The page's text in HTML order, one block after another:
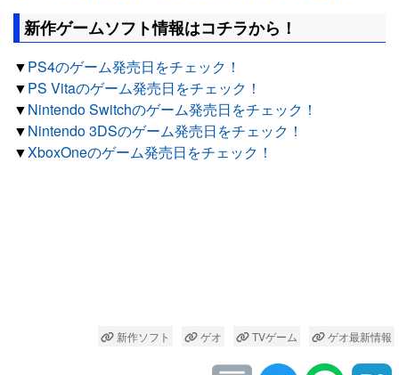
新作ゲームソフト情報はコチラから！
▼PS4のゲーム発売日をチェック！
▼PS Vitaのゲーム発売日をチェック！
▼Nintendo Switchのゲーム発売日をチェック！
▼Nintendo 3DSのゲーム発売日をチェック！
▼XboxOneのゲーム発売日をチェック！
新作ソフト ゲオ TVゲーム ゲオ最新情報